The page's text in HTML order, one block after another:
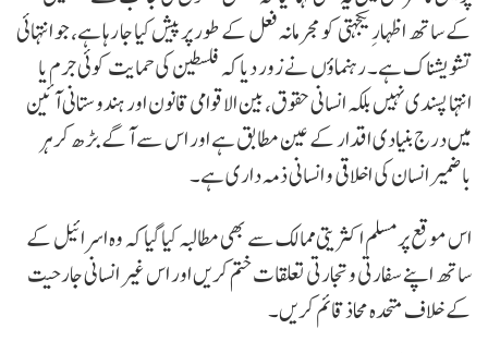
کے ساتھ اظہارِ یکجہتی کو مجرمانہ فعل کے طور پر پیش کیا جا رہا ہے، جو انتہائی
تشویشناک ہے۔ رہنماؤں نے زور دیا کہ فلسطین کی حمایت کوئی جرم یا
انتہا پسندی نہیں بلکہ انسانی حقوق، بین الاقوامی قانون اور ہندوستانی آئین
میں درج بنیادی اقدار کے عین مطابق ہے اور اس سے آگے بڑھ کر ہر
باضمیر انسان کی اخلاقی و انسانی ذمہ داری ہے۔
اس موقع پرمسلم اکثریتی ممالک سے بھی مطالبہ کیا گیا کہ وہ اسرائیل کے
ساتھ اپنے سفارتی و تجارتی تعلقات ختم کریں اور اس غیر انسانی جارحیت
کے خلاف متحدہ محاذ قائم کریں۔